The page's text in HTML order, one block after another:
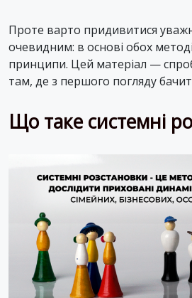
Проте варто придивитися
очевидним: в основі обох
принципи. Цей матеріал —
там, де з першого погляду
Що таке системні